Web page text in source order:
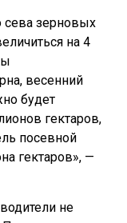
сева зерновых
на 4
весенний
будет
гектаров,
посевной
гектаров», —
не